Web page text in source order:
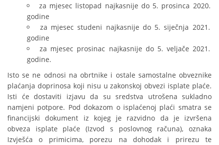
za mjesec listopad najkasnije do 5. prosinca 2020.
godine
za mjesec studeni najkasnije do 5. siječnja 2021.
godine
za mjesec prosinac najkasnije do 5. veljače 2021.
godine.
Isto se ne odnosi na obrtnike i ostale samostalne obveznike
plaćanja doprinosa koji nisu u zakonskoj obvezi isplate plaće.
Isti će dostaviti izjavu da su sredstva utrošena sukladno
namjeni potpore. Pod dokazom o isplaćenoj plaći smatra se
financijski dokument iz kojeg je razvidno da je izvršena
obveza isplate plaće (Izvod s poslovnog računa), oznaka
Izvješća o primicima, porezu na dohodak i prirezu te